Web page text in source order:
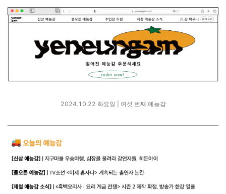
2024.10.22 화요일 | 여섯 번째 예능감